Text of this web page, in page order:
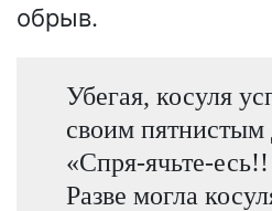
обрыв.
Убегая, косуля
своим
«Спря-ячьте-
Разве могла